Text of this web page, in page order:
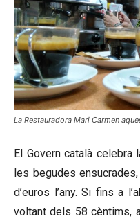
La Restauradora Mari Carmen
El Govern català celebra
les begudes
d’euros l’any. Si fins a
voltant dels 58 cèntims,